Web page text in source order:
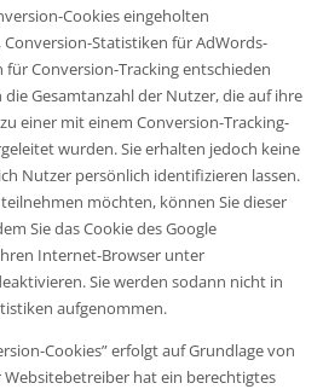
Cookies eingeholten
Statistiken für AdWords-
für Conversion-Tracking entschieden
Gesamtanzahl der Nutzer, die auf ihre
einer mit einem Conversion-Tracking-
wurden. Sie erhalten jedoch keine
Nutzer persönlich identifizieren lassen.
möchten, können Sie dieser
Sie das Cookie des Google
Internet-Browser unter
Sie werden sodann nicht in
aufgenommen.
Cookies” erfolgt auf Grundlage von
Websitebetreiber hat ein berechtigtes